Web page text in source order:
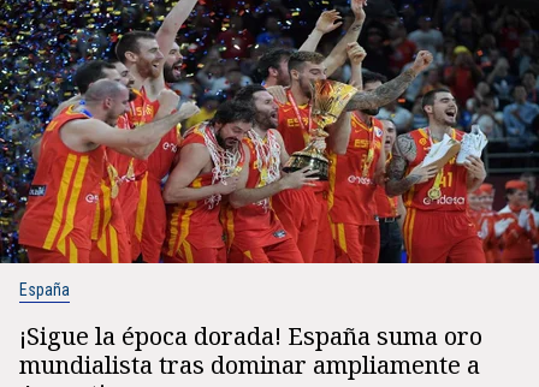
España
¡Sigue la época dorada! España suma oro
mundialista tras dominar ampliamente a